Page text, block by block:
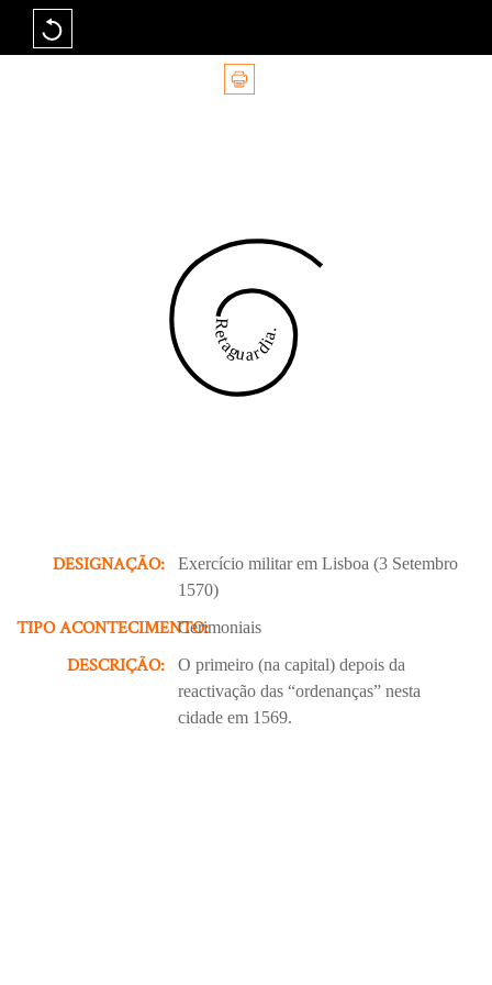
DESIGNAÇÃO:
Exercício militar em Lisboa (3 Setembro
1570)
TIPO ACONTECIMENTO:Cerimoniais
DESCRIÇÃO:
O primeiro (na capital) depois da
reactivação das “ordenanças” nesta
cidade em 1569.